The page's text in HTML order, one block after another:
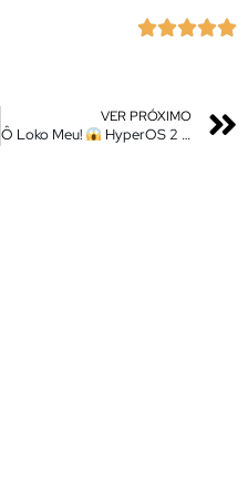

VER PRÓXIMO
Ô Loko Meu! HyperOS 2 Nova Atualização do Centro de Controle – Tá uma Delícia Ao Deslizar